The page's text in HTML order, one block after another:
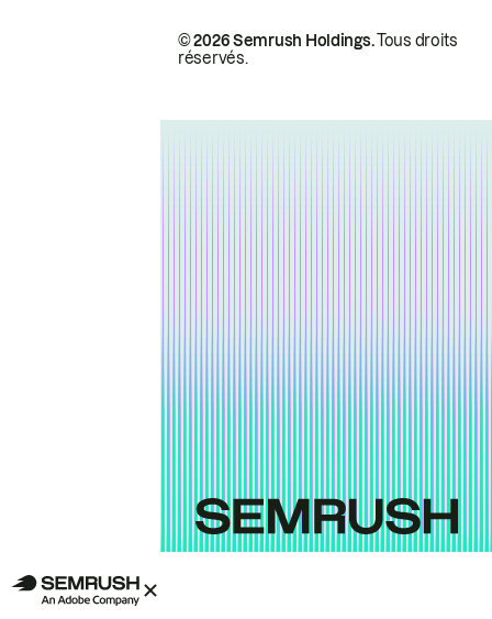
© 2026 Semrush Holdings.Tous droits
réservés.